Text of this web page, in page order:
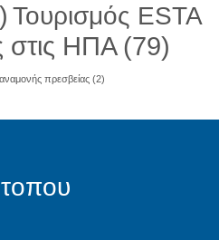
Τουρισμός ESTA
στις ΗΠΑ(79)
πρεσβείας (2)